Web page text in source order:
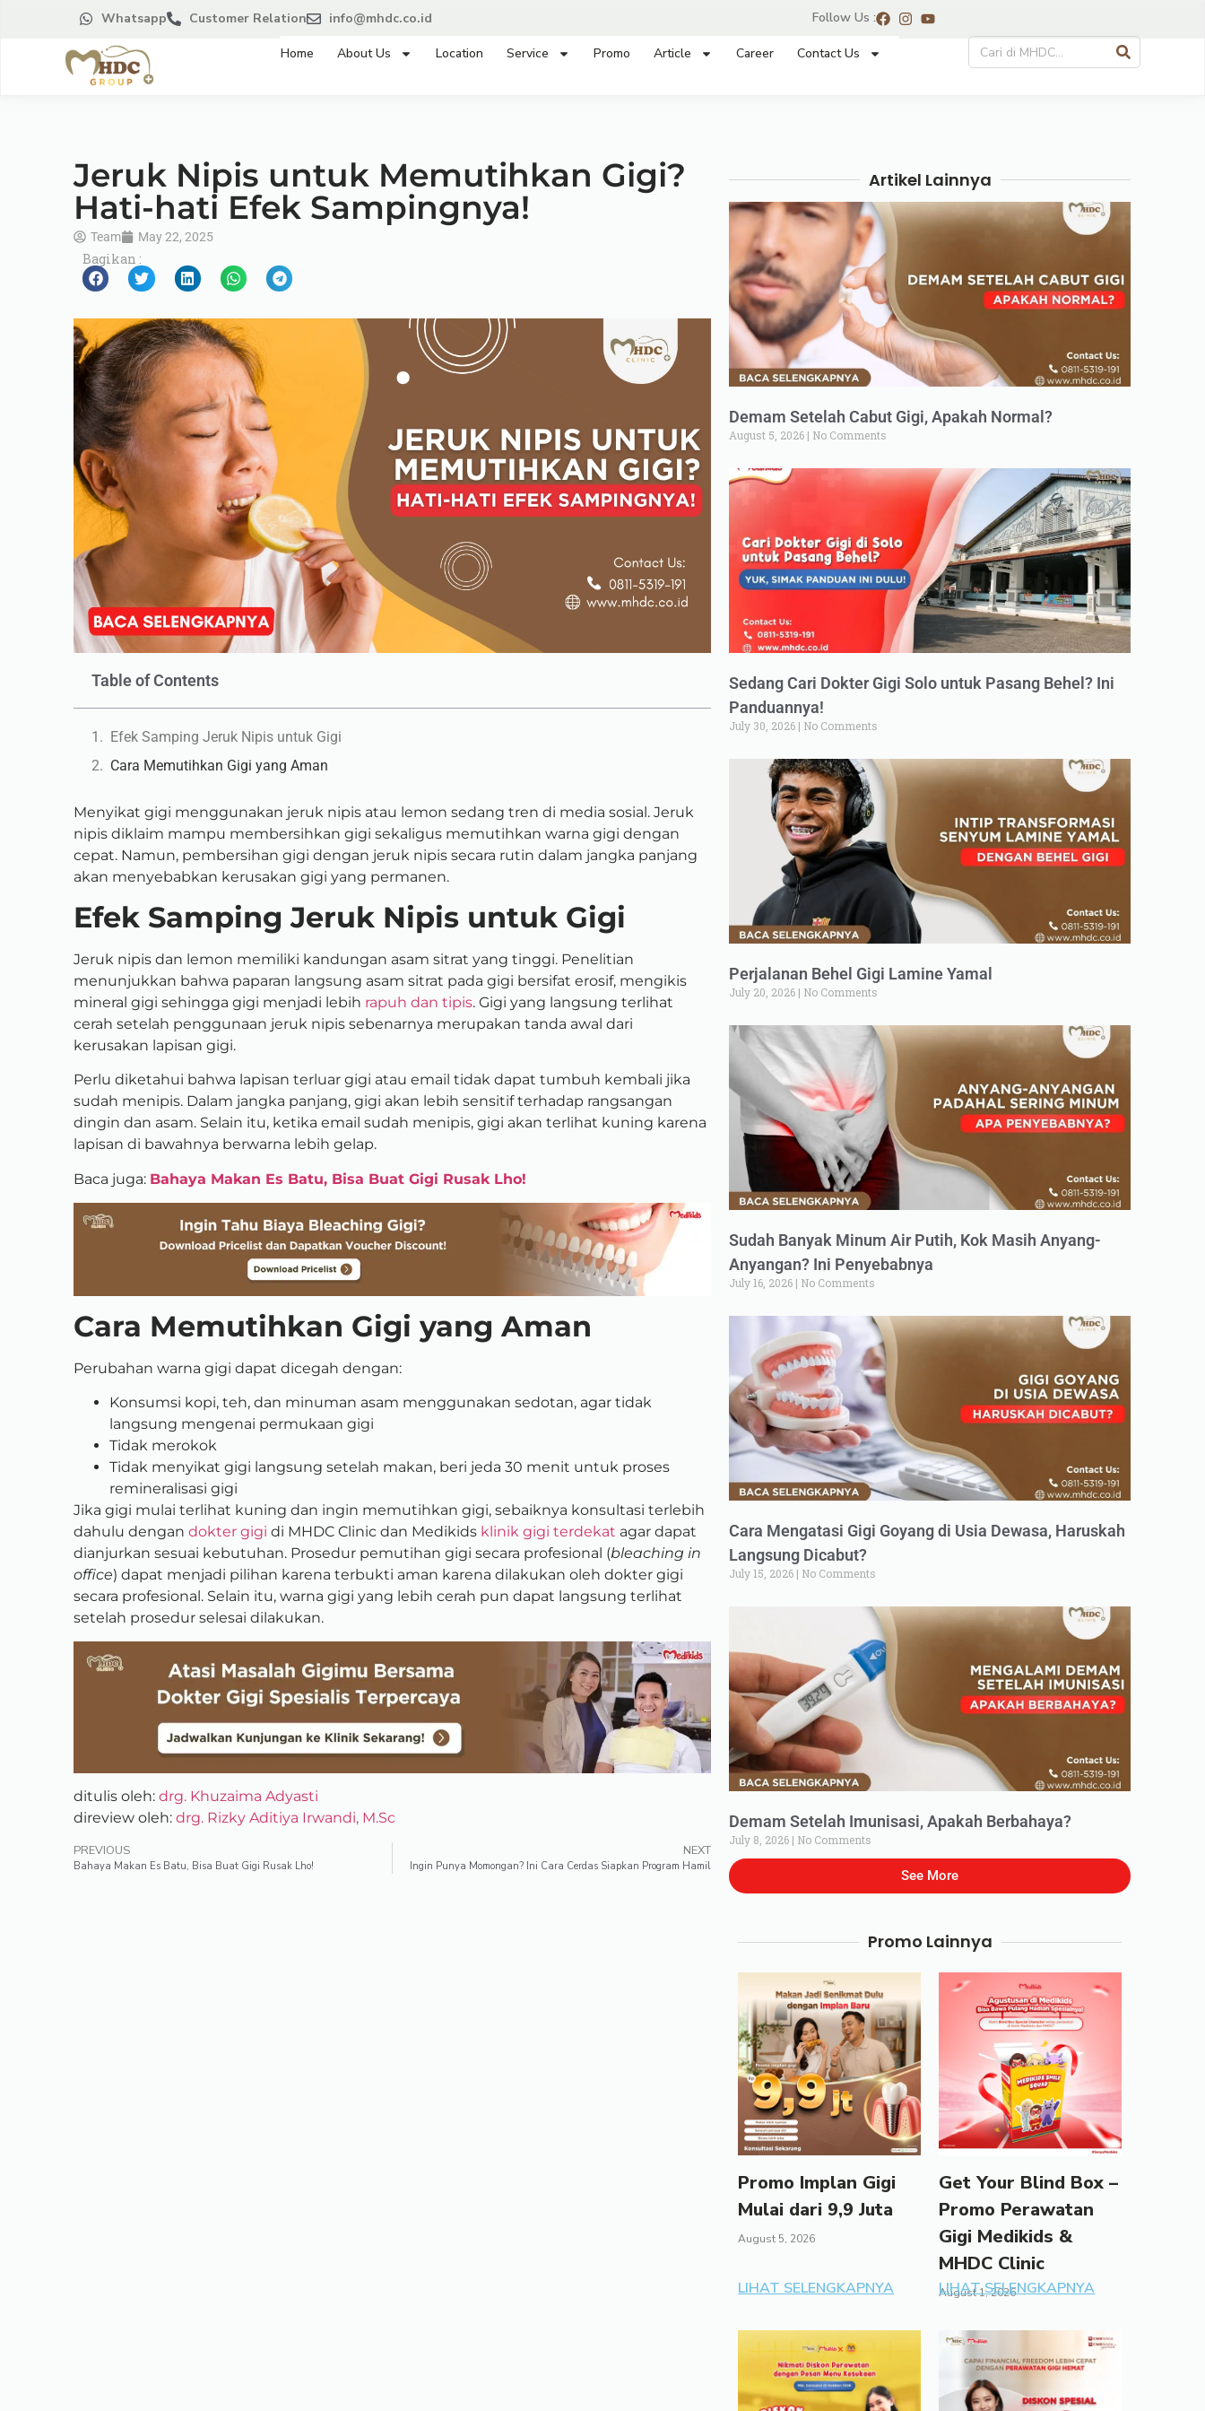
Whatsapp Customer Relation info@mhdc.co.id Follow Us :
Home About Us Location Service Promo Article Career Contact Us
Jeruk Nipis untuk Memutihkan Gigi?
Hati-hati Efek Sampingnya!
Team May 22, 2025
Bagikan :
Table of Contents
Efek Samping Jeruk Nipis untuk Gigi
Cara Memutihkan Gigi yang Aman
Menyikat gigi menggunakan jeruk nipis atau lemon sedang tren di media sosial. Jeruk
nipis diklaim mampu membersihkan gigi sekaligus memutihkan warna gigi dengan
cepat. Namun, pembersihan gigi dengan jeruk nipis secara rutin dalam jangka panjang
akan menyebabkan kerusakan gigi yang permanen.
Efek Samping Jeruk Nipis untuk Gigi
Jeruk nipis dan lemon memiliki kandungan asam sitrat yang tinggi. Penelitian
menunjukkan bahwa paparan langsung asam sitrat pada gigi bersifat erosif, mengikis
mineral gigi sehingga gigi menjadi lebih rapuh dan tipis. Gigi yang langsung terlihat
cerah setelah penggunaan jeruk nipis sebenarnya merupakan tanda awal dari
kerusakan lapisan gigi.
Perlu diketahui bahwa lapisan terluar gigi atau email tidak dapat tumbuh kembali jika
sudah menipis. Dalam jangka panjang, gigi akan lebih sensitif terhadap rangsangan
dingin dan asam. Selain itu, ketika email sudah menipis, gigi akan terlihat kuning karena
lapisan di bawahnya berwarna lebih gelap.
Baca juga: Bahaya Makan Es Batu, Bisa Buat Gigi Rusak Lho!
Cara Memutihkan Gigi yang Aman
Perubahan warna gigi dapat dicegah dengan:
Konsumsi kopi, teh, dan minuman asam menggunakan sedotan, agar tidak
langsung mengenai permukaan gigi
Tidak merokok
Tidak menyikat gigi langsung setelah makan, beri jeda 30 menit untuk proses
remineralisasi gigi
Jika gigi mulai terlihat kuning dan ingin memutihkan gigi, sebaiknya konsultasi terlebih
dahulu dengan dokter gigi di MHDC Clinic dan Medikids klinik gigi terdekat agar dapat
dianjurkan sesuai kebutuhan. Prosedur pemutihan gigi secara profesional (bleaching in
office) dapat menjadi pilihan karena terbukti aman karena dilakukan oleh dokter gigi
secara profesional. Selain itu, warna gigi yang lebih cerah pun dapat langsung terlihat
setelah prosedur selesai dilakukan.
ditulis oleh: drg. Khuzaima Adyasti
direview oleh: drg. Rizky Aditiya Irwandi, M.Sc
PREVIOUS
Bahaya Makan Es Batu, Bisa Buat Gigi Rusak Lho!
NEXT
Ingin Punya Momongan? Ini Cara Cerdas Siapkan Program Hamil
Artikel Lainnya
Demam Setelah Cabut Gigi, Apakah Normal?
August 5, 2026 No Comments
Sedang Cari Dokter Gigi Solo untuk Pasang Behel? Ini
Panduannya!
July 30, 2026 No Comments
Perjalanan Behel Gigi Lamine Yamal
July 20, 2026 No Comments
Sudah Banyak Minum Air Putih, Kok Masih Anyang-
Anyangan? Ini Penyebabnya
July 16, 2026 No Comments
Cara Mengatasi Gigi Goyang di Usia Dewasa, Haruskah
Langsung Dicabut?
July 15, 2026 No Comments
Demam Setelah Imunisasi, Apakah Berbahaya?
July 8, 2026 No Comments
See More
Promo Lainnya
Promo Implan Gigi
Mulai dari 9,9 Juta
August 5, 2026
LIHAT SELENGKAPNYA
Get Your Blind Box –
Promo Perawatan
Gigi Medikids &
MHDC Clinic
August 1, 2026
LIHAT SELENGKAPNYA